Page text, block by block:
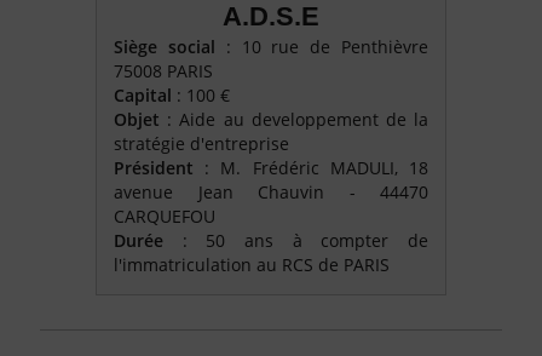
A.D.S.E
Siège social : 10 rue de Penthièvre
75008 PARIS
Capital : 100 €
Objet : Aide au developpement de la
stratégie d'entreprise
Président : M. Frédéric MADULI, 18
avenue Jean Chauvin - 44470
CARQUEFOU
Durée : 50 ans à compter de
l'immatriculation au RCS de PARIS